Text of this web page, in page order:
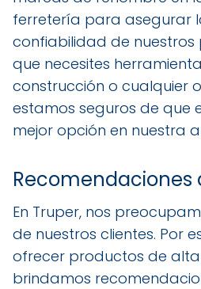
ferretería para asegurar
confiabilidad de nuestros
que necesites
construcción o cualquier
estamos seguros de que
mejor opción en nuestra
Recomendaciones
En Truper, nos
de nuestros clientes. Por
ofrecer productos de
brindamos